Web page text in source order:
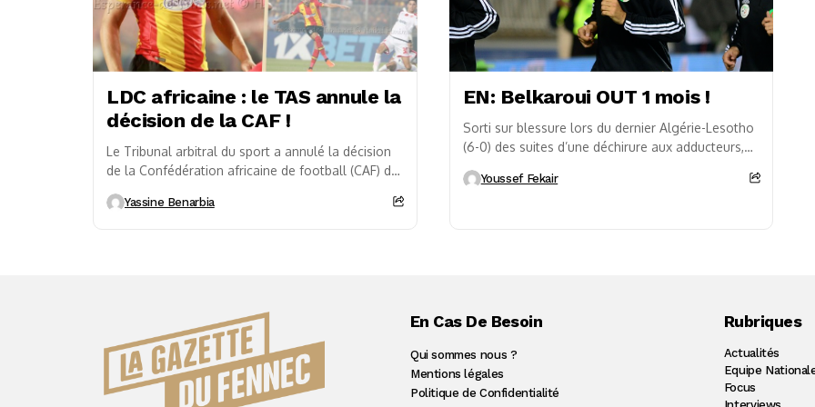
LDC africaine : le TAS annule la
décision de la CAF !
Le Tribunal arbitral du sport a annulé la décision
de la Confédération africaine de football (CAF) de
Yassine Benarbia
EN: Belkaroui OUT 1 mois !
Sorti sur blessure lors du dernier Algérie-Lesotho
(6-0) des suites d’une déchirure aux adducteurs,
un...Youssef Fekair
En Cas De Besoin
Qui sommes nous ?
Mentions légales
Politique de Confidentialité
Rubriques
Actualités
Equipe
Focus